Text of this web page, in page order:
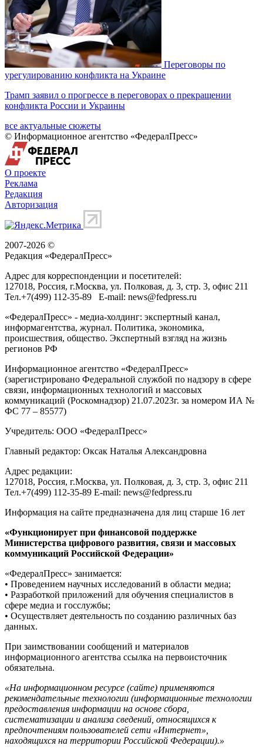
Переговоры по
урегулированию конфликта на Украине
Трамп заявил о прогрессе в переговорах о прекращении
конфликта России и Украины
все актуальные сюжеты
© Информационное агентство «ФедералПресс»
О проекте
Реклама
Редакция
Авторизация
2007-2026 ©
Редакция «ФедералПресс»
Адрес для корреспонденции и посетителей:
127018, Россия, г.Москва, ул. Полковая, д. 3, стр. 3, офис 211
Тел.+7(499) 112-35-89 E-mail: news@fedpress.ru
«ФедералПресс» - медиа-холдинг: экспертный канал,
информагентства, журнал. Политика, экономика,
происшествия, общество. Экспертный взгляд на жизнь
регионов РФ
Информационное агентство «ФедералПресс»
(зарегистрировано Федеральной службой по надзору в сфере
связи, информационных технологий и массовых
коммуникаций (Роскомнадзор) 21.07.2023г. за номером ИА №
ФС 77 – 85577)
Учредитель: ООО «ФедералПресс»
Главный редактор: Оксак Наталья Александровна
Адрес редакции:
127018, Россия, г.Москва, ул. Полковая, д. 3, стр. 3, офис 211
Тел.+7(499) 112-35-89 E-mail: news@fedpress.ru
Информация на сайте предназначена для лиц старше 16 лет
«Функционирует при финансовой поддержке
Министерства цифрового развития, связи и массовых
коммуникаций Российской Федерации»
«ФедералПресс» занимается:
• Проведением научных исследований в области медиа;
• Разработкой приложений для обучения специалистов в
сфере медиа и госслужбы;
• Осуществляет деятельность по созданию различных баз
данных.
При заимствовании сообщений и материалов
информационного агентства ссылка на первоисточник
обязательна.
«На информационном ресурсе (сайте) применяются
рекомендательные технологии (информационные технологии
предоставления информации на основе сбора,
систематизации и анализа сведений, относящихся к
предпочтениям пользователей сети «Интернет»,
находящихся на территории Российской Федерации).»